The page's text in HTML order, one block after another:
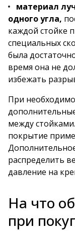
материал
одного угла,
каждой стойке
специальных
была
время она не
избежать
При
между
покрытие
распределить
давление на
На что
при